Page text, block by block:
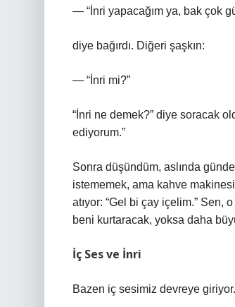
— “İnri yapacağım ya, bak çok
diye bağırdı. Diğeri şaşkın:
— “İnri mi?”
“İnri ne demek?” diye soracak
ediyorum.”
Sonra düşündüm, aslında
istememek, ama kahve
atıyor: “Gel bi çay içelim.” Sen,
beni kurtaracak, yoksa daha
İç Ses ve İnri
Bazen iç sesimiz devreye